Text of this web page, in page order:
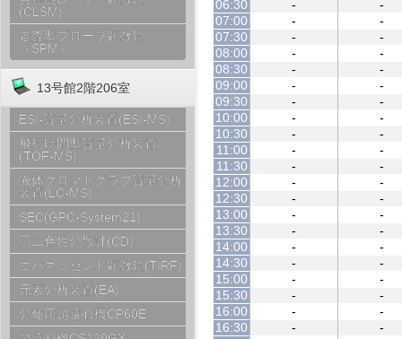
(CLSM)
走査型プローブ顕微鏡
（SPM）
13号館2階206室
ESI-質量分析装置(ESI-MS)
飛行時間型質量分析装置
(TOF-MS)
液体クロマトグラフ質量分析
装置(LC-MS)
SEC(GPC-System21)
円二色性分散計(CD)
エバネッセント顕微鏡(TIRF)
元素分析装置(EA)
分離用超遠心機CP60E
06:30
-
-
07:00
-
-
07:30
-
-
08:00
-
-
08:30
-
-
09:00
-
-
09:30
-
-
10:00
-
-
10:30
-
-
11:00
-
-
11:30
-
-
12:00
-
-
12:30
-
-
13:00
-
-
13:30
-
-
14:00
-
-
14:30
-
-
15:00
-
-
15:30
-
-
16:00
-
-
16:30
-
-